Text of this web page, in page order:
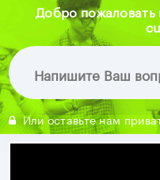
Добро
Или оставьте нам